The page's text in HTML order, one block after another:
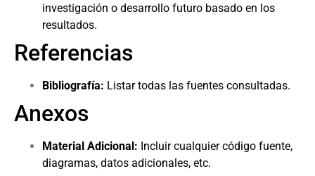
investigación o desarrollo futuro basado en los
resultados.
Referencias
Bibliografía: Listar todas las fuentes consultadas.
Anexos
Material Adicional: Incluir cualquier código fuente,
diagramas, datos adicionales, etc.